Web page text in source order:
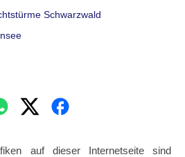
Schwarzwald
auf dieser Internetseite sind